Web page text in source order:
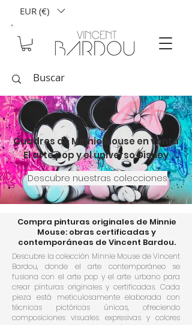
EUR (€)
Cuadros de Minnie Mouse en venta
El arte pop y el universo Disney
Descubre nuestras colecciones
Compra pinturas originales de Minnie
Mouse: obras certificadas y
contemporáneas de Vincent Bardou.
Descubre la colección Minnie Mouse de Vincent
Bardou, donde el arte contemporáneo se
fusiona con el arte pop y el arte urbano para
crear pinturas originales y certificadas. Cada
pieza está meticulosamente elaborada con
técnicas pictóricas únicas, ofreciendo
composiciones visuales expresivas y colores